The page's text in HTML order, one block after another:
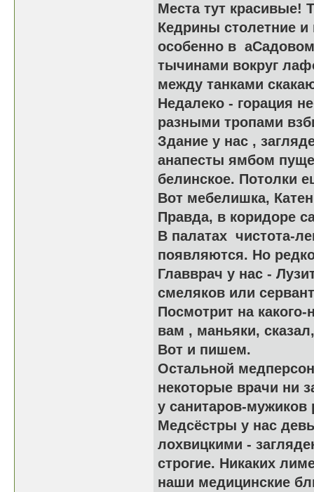
Места тут красивые!
Кедрины столетние
особенно в
тычинами вокруг
между танками
Недалеко - горация
разными тропами
Здание у нас ,
анапесты ямбом
белинское. Потолки
Вот мебелишка,
Правда, в коридоре
В палатах чистотa-
появляются. Но
Главврач у нас -
смеляков или
Посмотрит на
вам , маньяки,
Вот и пишем.
Остальной
некоторые врачи ни
у санитаров-
Медсёстры у нас
лохвицкими -
строгие. Никаких
наши медицинские